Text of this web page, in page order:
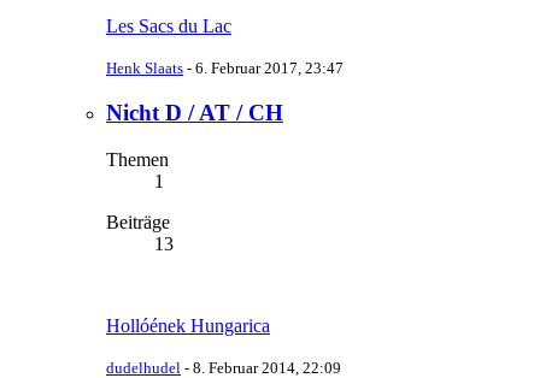
Les Sacs du Lac
Henk Slaats - 6. Februar 2017, 23:47
Nicht D / AT / CH
Themen
1
Beiträge
13
Hollóének Hungarica
dudelhudel - 8. Februar 2014, 22:09